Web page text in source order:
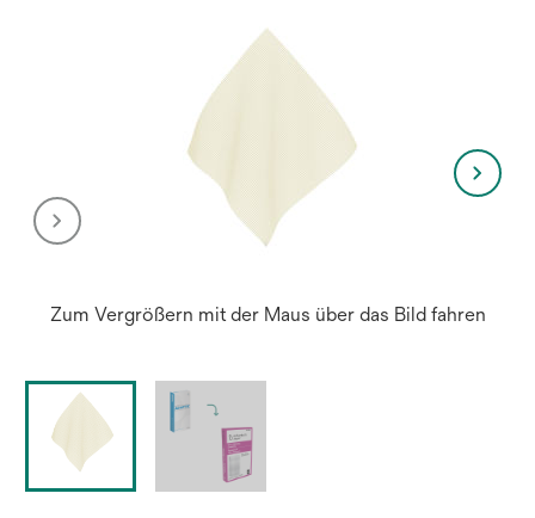
Zum Vergrößern mit der Maus über das Bild fahren